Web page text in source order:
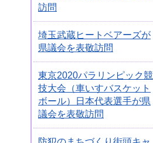
訪問
埼玉武蔵ヒートベアーズが
県議会を表敬訪問
東京2020パラリンピック競
技大会（車いすバスケット
ボール）日本代表選手が県
議会を表敬訪問